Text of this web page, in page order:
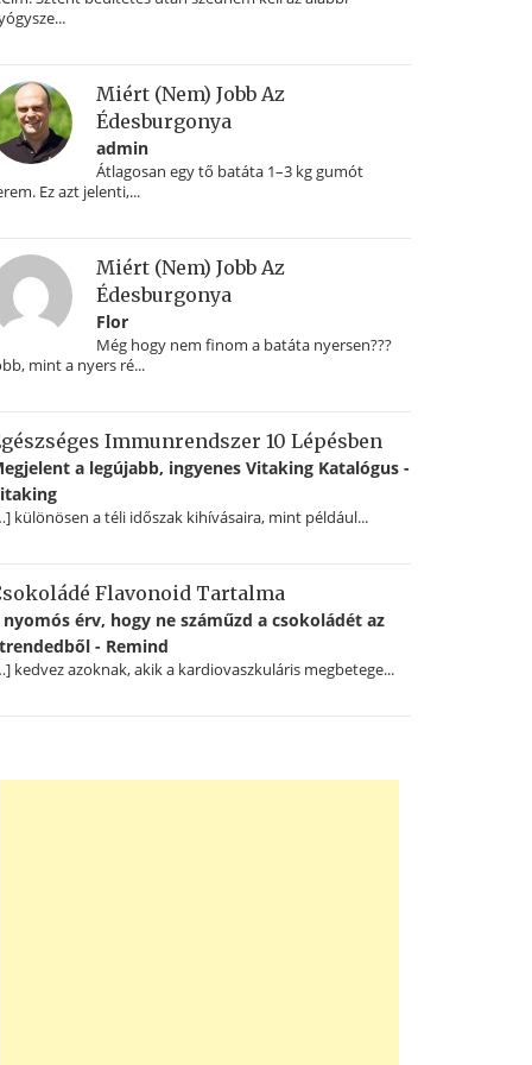
Miért (nem) Jobb Az
Édesburgonya
admin
Átlagosan egy tő batáta 1–3 kg gumót
Ez azt jelenti,...
Miért (nem) Jobb Az
Édesburgonya
Flor
Még hogy nem finom a batáta nyersen???
mint a nyers ré...
Immunrendszer 10 Lépésben
a legújabb, ingyenes Vitaking Katalógus -
különösen a téli időszak kihívásaira, mint például...
Flavonoid Tartalma
nyomós érv, hogy ne száműzd a csokoládét az
- Remind
kedvez azoknak, akik a kardiovaszkuláris megbetege...